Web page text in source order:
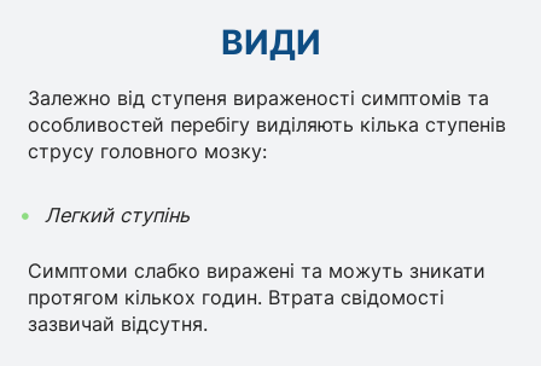
ВИДИ
Залежно від ступеня вираженості симптомів та
особливостей перебігу виділяють кілька ступенів
струсу головного мозку:
Легкий ступінь
Симптоми слабко виражені та можуть зникати
протягом кількох годин. Втрата свідомості
зазвичай відсутня.